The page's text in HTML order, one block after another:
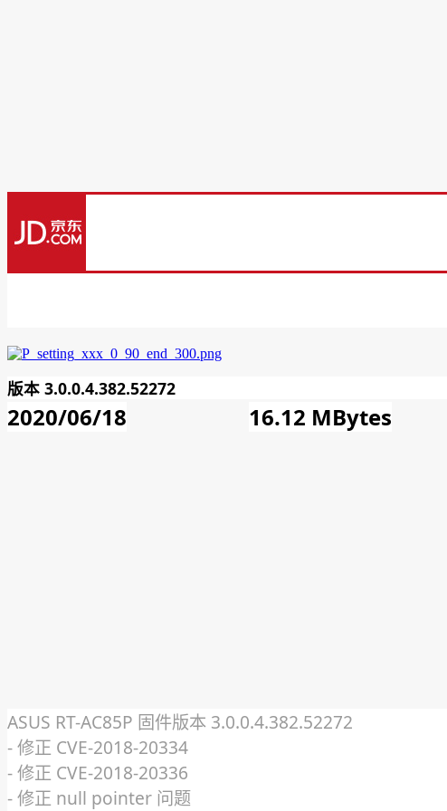
版本 3.0.0.4.382.52272
2020/06/18 16.12 MBytes
ASUS RT-AC85P 固件版本 3.0.0.4.382.52272
- 修正 CVE-2018-20334
- 修正 CVE-2018-20336
- 修正 null pointer 问题